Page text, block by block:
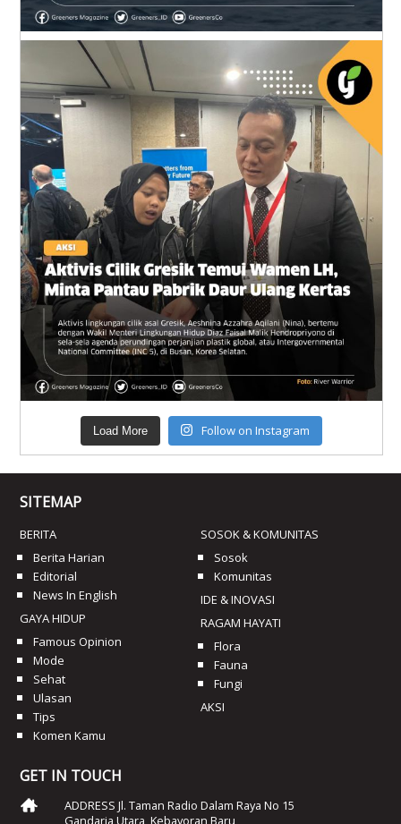
Load More Follow on Instagram
SITEMAP
BERITA
Berita Harian
Editorial
News In English
GAYA HIDUP
Famous Opinion
Mode
Sehat
Ulasan
Tips
Komen Kamu
SOSOK & KOMUNITAS
Sosok
Komunitas
IDE & INOVASI
RAGAM HAYATI
Flora
Fauna
Fungi
AKSI
GET IN TOUCH
ADDRESS Jl. Taman Radio Dalam Raya No 15
Gandaria Utara, Kebayoran Baru